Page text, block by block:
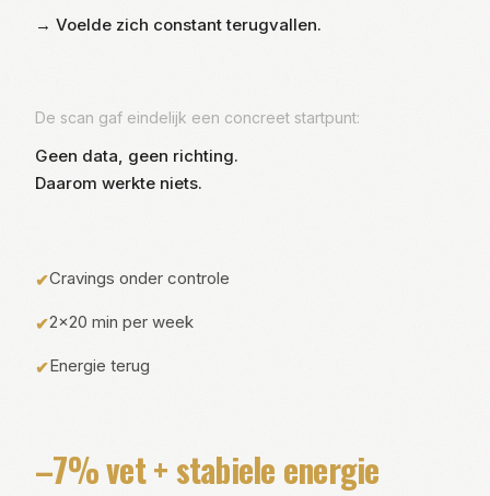
→ Voelde zich constant terugvallen.
De scan gaf eindelijk een concreet startpunt:
Geen data, geen richting.
Daarom werkte niets.
✔Cravings onder controle
✔2×20 min per week
✔Energie terug
–7% vet + stabiele energie